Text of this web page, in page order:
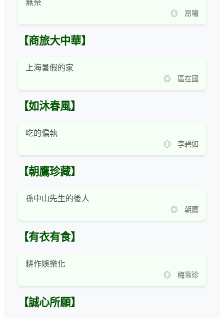
無奈
◎ 昂嘯
【商旅大中華】
上海暑假的家
◎ 區在國
【如沐春風】
吃的偏執
◎ 李碧如
【朝鷹珍藏】
孫中山先生的後人
◎ 朝鷹
【有衣有食】
耕作娛樂化
◎ 梅雪珍
【誠心所願】